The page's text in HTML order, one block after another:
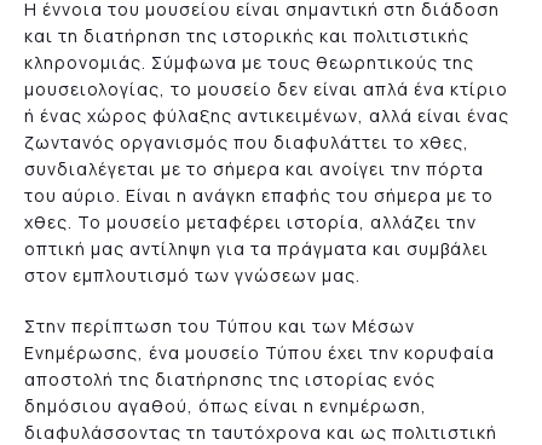
Η έννοια του μουσείου είναι σημαντική στη διάδοση
και τη διατήρηση της ιστορικής και πολιτιστικής
κληρονομιάς. Σύμφωνα με τους θεωρητικούς της
μουσειολογίας, το μουσείο δεν είναι απλά ένα κτίριο
ή ένας χώρος φύλαξης αντικειμένων, αλλά είναι ένας
ζωντανός οργανισμός που διαφυλάττει το χθες,
συνδιαλέγεται με το σήμερα και ανοίγει την πόρτα
του αύριο. Είναι η ανάγκη επαφής του σήμερα με το
χθες. Το μουσείο μεταφέρει ιστορία, αλλάζει την
οπτική μας αντίληψη για τα πράγματα και συμβάλει
στον εμπλουτισμό των γνώσεων μας.
Στην περίπτωση του Τύπου και των Μέσων
Ενημέρωσης, ένα μουσείο Τύπου έχει την κορυφαία
αποστολή της διατήρησης της ιστορίας ενός
δημόσιου αγαθού, όπως είναι η ενημέρωση,
διαφυλάσσοντας τη ταυτόχρονα και ως πολιτιστική